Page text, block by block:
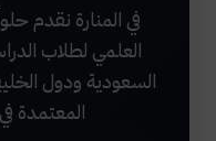
في المنارة نقدم
العلمي لطلاب
السعودية ودول
المعتمدة